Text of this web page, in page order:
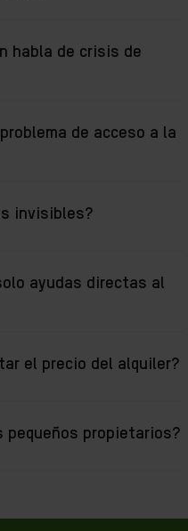
habla de crisis de
de acceso a la
invisibles?
ayudas directas al
el precio del alquiler?
pequeños propietarios?